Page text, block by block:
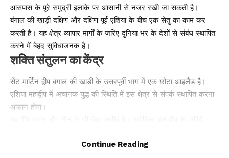
आसपास के पूरे समुद्री इलाके पर आसानी से नजर रखी जा सकती है।
बंगाल की खाड़ी दक्षिण और दक्षिण पूर्व एशिया के बीच एक सेतु का काम कर
करती है। यह क्षेत्र व्यापार मार्गों के जरिए दुनिया भर के देशों से संबंध स्थापित
करने में बेहद सुविधाजनक है।
शक्ति संतुलन का केंद्र
सेंट मार्टिन द्वीप बंगाल की खाड़ी के उत्तरपूर्वी भाग में एक छोटा आइलैंड है।
एशिया महाद्वीप में अचानक युद्ध की स्थिति में इस क्षेत्र से संपर्क स्थापित करना
आसान होगा।
क्षेत्र में व्यापार को भी नियंत्रित कर सकेगा। चीन की विस्तारवादी नीति को भी
Continue Reading